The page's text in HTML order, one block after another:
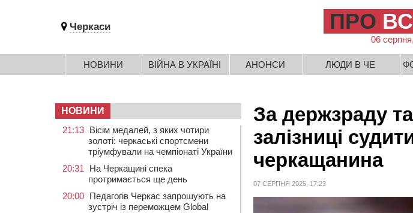
Черкаси ПРО
06
НОВИНИ ВІЙНА В УКРАЇНІ АНОНСИ ЛЮДИ В ЧЕ
За держзраду
залізниці
черкащанина
07 СЕРПНЯ 2025, 17:23
НОВИНИ
21:13 Вісім медалей, з яких чотири
золоті: черкаські спортсмени
тріумфували на чемпіонаті України
20:31
На Черкащині спека
протримається ще день
20:00 Педагогів Черкас запрошують на
зустріч із переможцем Global